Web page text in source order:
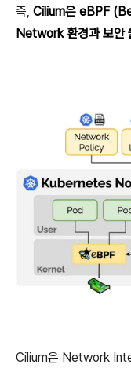
즉, Cilium은 eBPF
Network 환경과 보안
Cilium은 Network